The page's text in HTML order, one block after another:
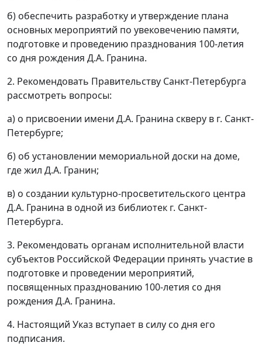
б) обеспечить разработку и утверждение плана
основных мероприятий по увековечению памяти,
подготовке и проведению празднования 100-летия
со дня рождения Д.А. Гранина.
2. Рекомендовать Правительству Санкт-Петербурга
рассмотреть вопросы:
а) о присвоении имени Д.А. Гранина скверу в г. Санкт-
Петербурге;
б) об установлении мемориальной доски на доме,
где жил Д.А. Гранин;
в) о создании культурно-просветительского центра
Д.А. Гранина в одной из библиотек г. Санкт-
Петербурга.
3. Рекомендовать органам исполнительной власти
субъектов Российской Федерации принять участие в
подготовке и проведении мероприятий,
посвященных празднованию 100-летия со дня
рождения Д.А. Гранина.
4. Настоящий Указ вступает в силу со дня его
подписания.